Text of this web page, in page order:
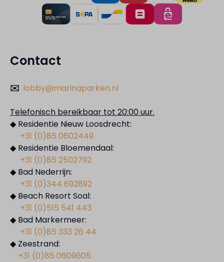
Contact
✉️ lobby@marinaparken.nl
Telefonisch bereikbaar tot 20:00 uur.
◆ Residentie Nieuw Loosdrecht:
+31 (0)85 0602449
◆ Residentie Bloemendaal:
+31 (0)85 2502792
◆ Bad Nederrijn:
+31 (0)344 692892
◆ Beach Resort Soal:
+31 (0)515 541 443
◆ Bad Markermeer:
+31 (0)85 333 26 44
◆ Zeestrand:
+31 (0)85 0609605